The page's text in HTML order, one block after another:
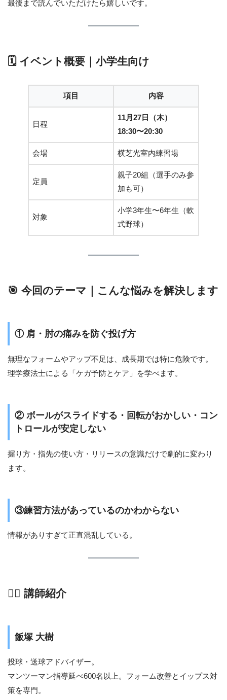
最後まで読んでいただけたら嬉しいです。
🗓 イベント概要｜小学生向け
項目 内容
日程
11月27日（木）
18:30〜20:30
会場 横芝光室内練習場
定員
親子20組（選手のみ参
加も可）
対象
小学3年生〜6年生（軟
式野球）
🎯 今回のテーマ｜こんな悩みを解決します
① 肩・肘の痛みを防ぐ投げ方
無理なフォームやアップ不足は、成長期では特に危険です。
理学療法士による「ケガ予防とケア」を学べます。
② ボールがスライドする・回転がおかしい・コン
トロールが安定しない
握り方・指先の使い方・リリースの意識だけで劇的に変わり
ます。
③練習方法があっているのかわからない
情報がありすぎて正直混乱している。
👨‍⚕️ 講師紹介
飯塚 大樹
投球・送球アドバイザー。
マンツーマン指導延べ600名以上。フォーム改善とイップス対
策を専門。